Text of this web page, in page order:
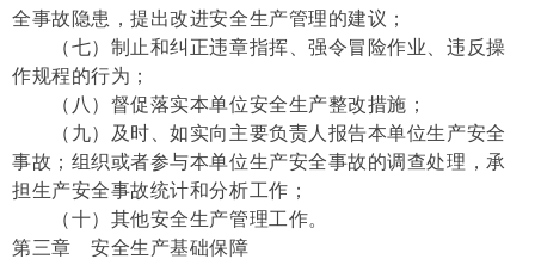
全事故隐患，提出改进安全生产管理的建议；
（七）制止和纠正违章指挥、强令冒险作业、违反操
作规程的行为；
（八）督促落实本单位安全生产整改措施；
（九）及时、如实向主要负责人报告本单位生产安全
事故；组织或者参与本单位生产安全事故的调查处理，承
担生产安全事故统计和分析工作；
（十）其他安全生产管理工作。
第三章 安全生产基础保障